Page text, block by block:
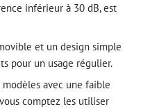
inférieur à 30 dB, est
et un design simple
pour un usage régulier.
avec une faible
comptez les utiliser